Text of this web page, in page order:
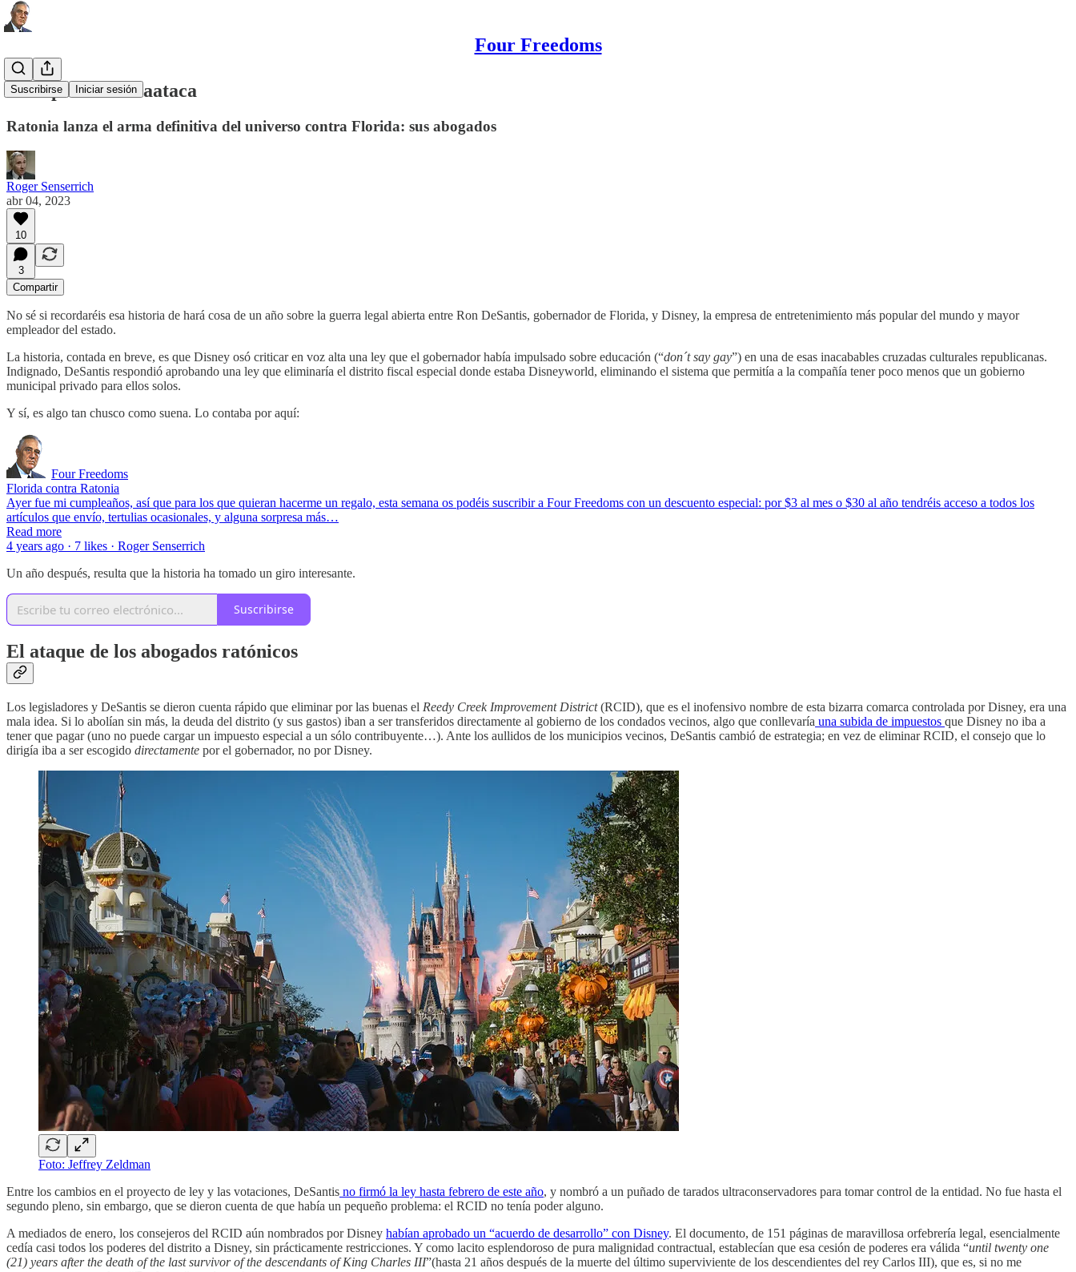
Four Freedoms
Suscribirse Iniciar sesión
El imperio contraataca
Ratonia lanza el arma definitiva del universo contra Florida: sus abogados
Roger Senserrich
abr 04, 2023
10
3
Compartir
No sé si recordaréis esa historia de hará cosa de un año sobre la guerra legal abierta entre Ron DeSantis, gobernador de Florida, y Disney, la empresa de entretenimiento más popular del mundo y mayor
empleador del estado.
La historia, contada en breve, es que Disney osó criticar en voz alta una ley que el gobernador había impulsado sobre educación (“don´t say gay”) en una de esas inacabables cruzadas culturales republicanas.
Indignado, DeSantis respondió aprobando una ley que eliminaría el distrito fiscal especial donde estaba Disneyworld, eliminando el sistema que permitía a la compañía tener poco menos que un gobierno
municipal privado para ellos solos.
Y sí, es algo tan chusco como suena. Lo contaba por aquí:
Four Freedoms
Florida contra Ratonia
Ayer fue mi cumpleaños, así que para los que quieran hacerme un regalo, esta semana os podéis suscribir a Four Freedoms con un descuento especial: por $3 al mes o $30 al año tendréis acceso a todos los
artículos que envío, tertulias ocasionales, y alguna sorpresa más…
Read more
4 years ago · 7 likes · Roger Senserrich
Un año después, resulta que la historia ha tomado un giro interesante.
Suscribirse
El ataque de los abogados ratónicos
Los legisladores y DeSantis se dieron cuenta rápido que eliminar por las buenas el Reedy Creek Improvement District(RCID), que es el inofensivo nombre de esta bizarra comarca controlada por Disney, era una
mala idea. Si lo abolían sin más, la deuda del distrito (y sus gastos) iban a ser transferidos directamente al gobierno de los condados vecinos, algo que conllevaría una subida de impuestos que Disney no iba a
tener que pagar (uno no puede cargar un impuesto especial a un sólo contribuyente…). Ante los aullidos de los municipios vecinos, DeSantis cambió de estrategia; en vez de eliminar RCID, el consejo que lo
dirigía iba a ser escogido directamente por el gobernador, no por Disney.
Foto: Jeffrey Zeldman
Entre los cambios en el proyecto de ley y las votaciones, DeSantis no firmó la ley hasta febrero de este año, y nombró a un puñado de tarados ultraconservadores para tomar control de la entidad. No fue hasta el
segundo pleno, sin embargo, que se dieron cuenta de que había un pequeño problema: el RCID no tenía poder alguno.
A mediados de enero, los consejeros del RCID aún nombrados por Disney habían aprobado un “acuerdo de desarrollo” con Disney. El documento, de 151 páginas de maravillosa orfebrería legal, esencialmente
cedía casi todos los poderes del distrito a Disney, sin prácticamente restricciones. Y como lacito esplendoroso de pura malignidad contractual, establecían que esa cesión de poderes era válida “until twenty one
(21) years after the death of the last survivor of the descendants of King Charles III”(hasta 21 años después de la muerte del último superviviente de los descendientes del rey Carlos III), que es, si no me